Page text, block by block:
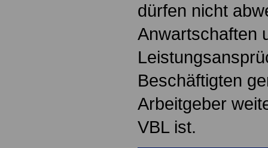
dürfen nicht
Anwartschaften
Beschäftigten
Arbeitgeber
VBL ist.